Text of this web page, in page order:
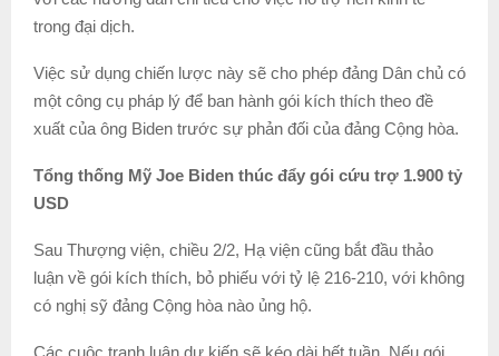
trong đại dịch.
Việc sử dụng chiến lược này sẽ cho phép đảng Dân chủ có
một công cụ pháp lý để ban hành gói kích thích theo đề
xuất của ông Biden trước sự phản đối của đảng Cộng hòa.
Tổng thống Mỹ Joe Biden thúc đẩy gói cứu trợ 1.900 tỷ
USD
Sau Thượng viện, chiều 2/2, Hạ viện cũng bắt đầu thảo
luận về gói kích thích, bỏ phiếu với tỷ lệ 216-210, với không
có nghị sỹ đảng Cộng hòa nào ủng hộ.
Các cuộc tranh luận dự kiến sẽ kéo dài hết tuần. Nếu gói